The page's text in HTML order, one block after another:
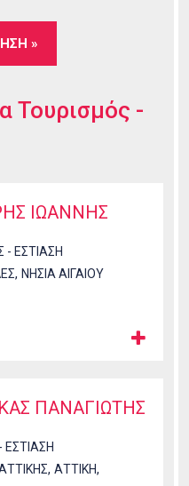
Τουρισμός -
ΙΩΑΝΝΗΣ
ΕΣΤΙΑΣΗ
, ΝΗΣΙΑ ΑΙΓΑΙΟΥ
ΠΑΝΑΓΙΩΤΗΣ
, ΑΤΤΙΚΗ,